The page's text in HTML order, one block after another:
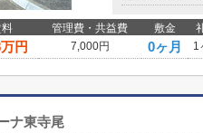
管理費・共益費 敷金
万円 7,000円 0ヶ月 1
ナ東寺尾